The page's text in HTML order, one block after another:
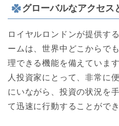
グローバルなアクセス
ロイヤルロンドンが提供す
ームは、世界中どこからで
理できる機能を備えていま
人投資家にとって、非常に
にいながら、投資の状況を
て迅速に行動することができ